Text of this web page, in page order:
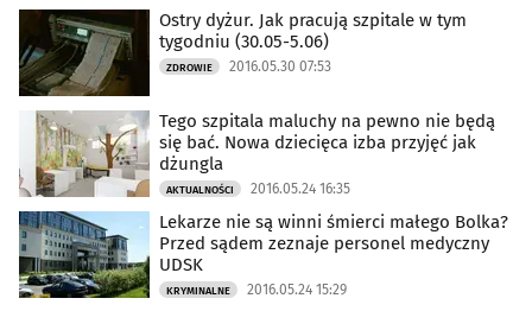
Ostry dyżur. Jak pracują szpitale w tym
tygodniu (30.05-5.06)
ZDROWIE 2016.05.30 07:53
Tego szpitala maluchy na pewno nie będą
się bać. Nowa dziecięca izba przyjęć jak
dżungla
AKTUALNOŚCI 2016.05.24 16:35
Lekarze nie są winni śmierci małego Bolka?
Przed sądem zeznaje personel medyczny
UDSK
KRYMINALNE 2016.05.24 15:29